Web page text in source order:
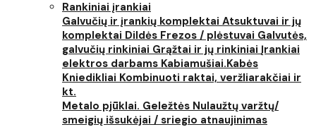
Rankiniai įrankiai
Galvučių ir įrankių komplektai Atsuktuvai ir jų
komplektai Dildės Frezos / plėstuvai Galvutės,
galvučių rinkiniai Grąžtai ir jų rinkiniai Įrankiai
elektros darbams Kabiamušiai.Kabės
Kniedikliai Kombinuoti raktai, veržliarakčiai ir
kt.
Metalo pjūklai. Geležtės Nulaužtų varžtų/
smeigių išsukėjai / sriegio atnaujinimas